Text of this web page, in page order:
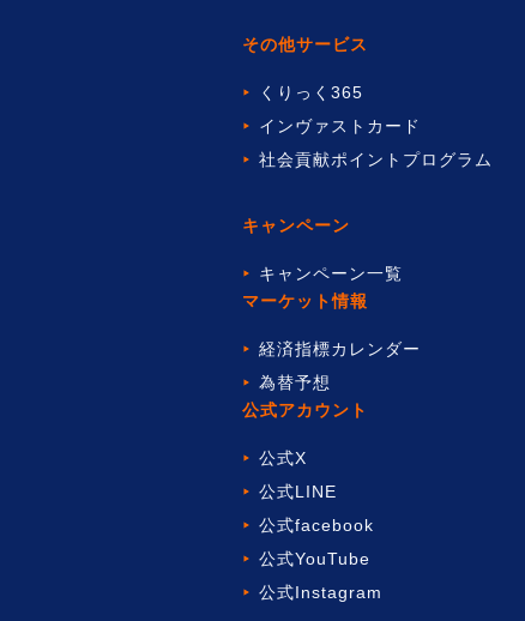
その他サービス
くりっく365
インヴァストカード
社会貢献ポイントプログラム
キャンペーン
キャンペーン一覧
マーケット情報
経済指標カレンダー
為替予想
公式アカウント
公式X
公式LINE
公式facebook
公式YouTube
公式Instagram